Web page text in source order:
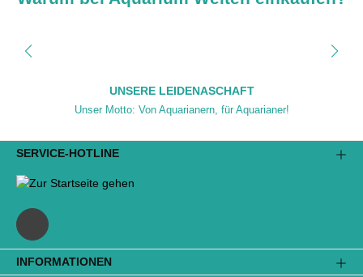
UNSERE LEIDENASCHAFT
Unser Motto: Von Aquarianern, für Aquarianer!
SERVICE-HOTLINE
INFORMATIONEN